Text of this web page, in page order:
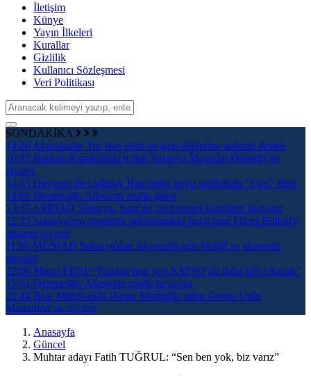
İletişim
Künye
Yayın İlkeleri
Kurallar
Gizlilik
Kullanıcı Sözleşmesi
Veri Politikası
SONDAKİKA
14:26 Akarslanlar Tur’dan şehit ve gazi ailelerine anlamlı destek
10:55 Başkan Karakullukçu’dan Sakarya Muşlular Derneği’ne
ziyaret
14:55 Havanur ile Çağatay Han ömür boyu mutluluğa "Evet" dedi
14:02 Demetoğlu Ailesinin mutlu günü
13:33 ASRİAD Sakarya, Şam’da yeni ticaret köprüleri kuruyor
12:25 Sakarya'nın otomotiv sektöründeki öncü ismi Fikret Bülbül'e
anlamlı ziyaret
11:05 MÜSİAD Sakarya'dan Akyazı'da güç birliği ve ekonomi
mesaisi
22:00 Murat EKŞİ: “Karasu’nun sesi SATSO’da daha gür çıkacak”
15:51 Demetoğlu Ailesinde mutlu heyecan
23:44 Rize Milletvekili Harun Mertoğlu’ndan Gresta Unlu
Mamulleri’ne ziyaret
Anasayfa
Güncel
Muhtar adayı Fatih TUĞRUL: “Sen ben yok, biz varız”